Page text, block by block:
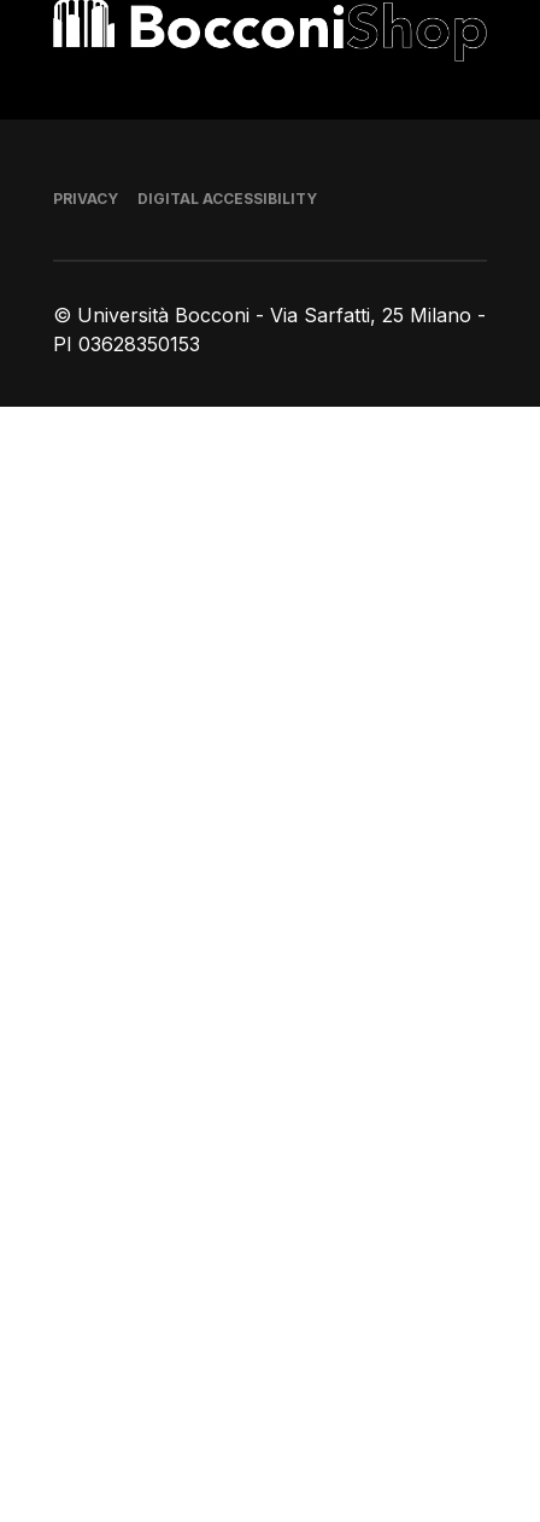
Bocconi shop
© Università Bocconi - Via Sarfatti, 25 Milano -
PI 03628350153
Footer
PRIVACY DIGITAL ACCESSIBILITY